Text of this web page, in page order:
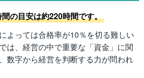
の目安は約220時間です。
よっては合格率が10％を切る難しい
は、経営の中で重要な「資金」に関
数字から経営を判断する力が問われ